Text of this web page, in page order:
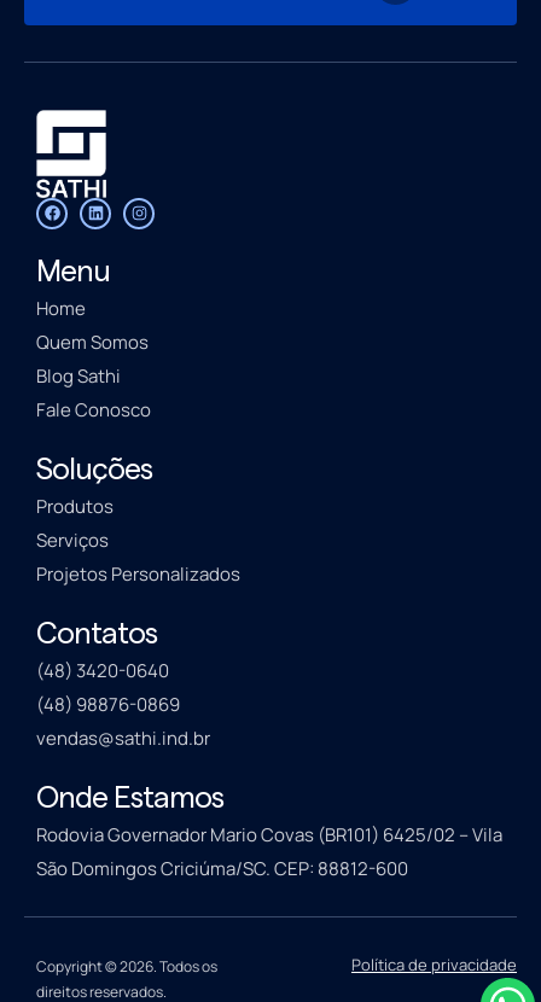
Menu
Home
Quem Somos
Blog Sathi
Fale Conosco
Soluções
Produtos
Serviços
Projetos Personalizados
Contatos
(48) 3420-0640
(48) 98876-0869
vendas@sathi.ind.br
Onde Estamos
Rodovia Governador Mario Covas (BR101) 6425/02 – Vila
São Domingos Criciúma/SC. CEP: 88812-600
Copyright © 2026. Todos os
direitos reservados.
Política de privacidade